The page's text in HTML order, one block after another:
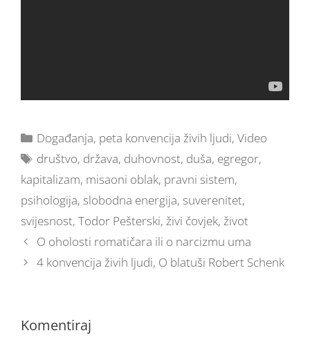
Događanja, peta konvencija živih ljudi,Video
društvo, država, duhovnost, duša, egregor,
kapitalizam, misaoni oblak, pravni sistem,
psihologija, slobodna energija, suverenitet,
svijesnost, Todor Pešterski, živi čovjek, život
O oholosti romatičara ili o narcizmu uma
4 konvencija živih ljudi, O blatuši Robert Schenk
Komentiraj